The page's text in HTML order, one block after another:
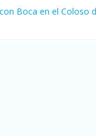
Boca en el Coloso
y consumo